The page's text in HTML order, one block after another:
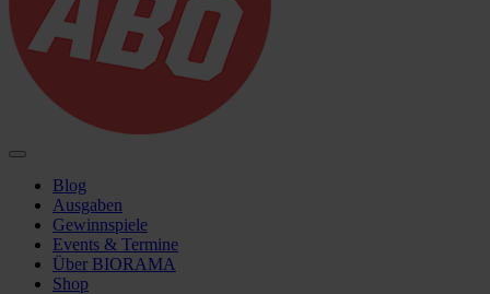
Blog
Ausgaben
Gewinnspiele
Events & Termine
Über BIORAMA
Shop